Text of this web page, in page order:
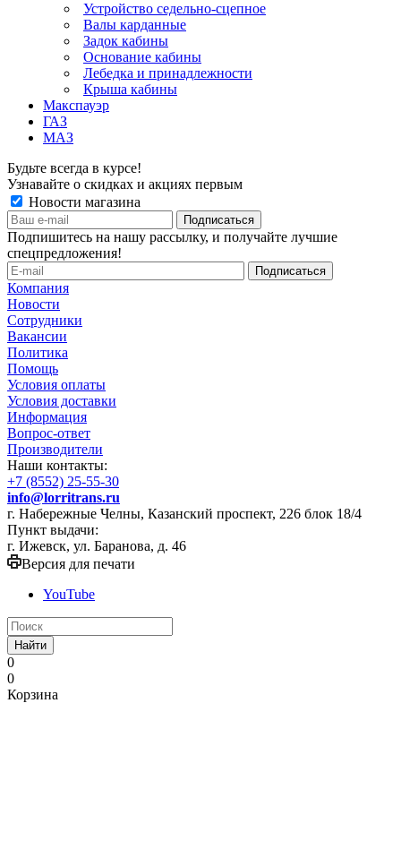
Устройство седельно-сцепное
Валы карданные
Задок кабины
Основание кабины
Лебедка и принадлежности
Крыша кабины
Макспауэр
ГАЗ
МАЗ
Будьте всегда в курсе!
Узнавайте о скидках и акциях первым
Новости магазина
Подпишитесь на нашу рассылку, и получайте лучшие
спецпредложения!
Компания
Новости
Сотрудники
Вакансии
Политика
Помощь
Условия оплаты
Условия доставки
Информация
Вопрос-ответ
Производители
Наши контакты:
+7 (8552) 25-55-30
info@lorritrans.ru
г. Набережные Челны, Казанский проспект, 226 блок 18/4
Пункт выдачи:
г. Ижевск, ул. Баранова, д. 46
Версия для печати
YouTube
Найти
0
0
Корзина